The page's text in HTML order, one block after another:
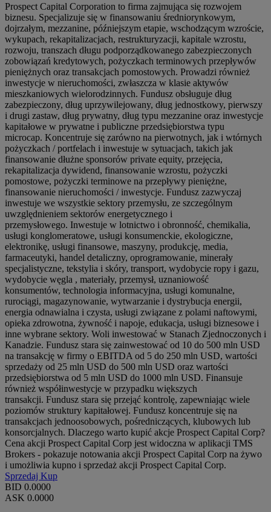
Prospect Capital Corporation to firma zajmująca się rozwojem
biznesu. Specjalizuje się w finansowaniu średniorynkowym,
dojrzałym, mezzanine, późniejszym etapie, wschodzącym wzroście,
wykupach, rekapitalizacjach, restrukturyzacji, kapitale wzrostu,
rozwoju, transzach długu podporządkowanego zabezpieczonych
zobowiązań kredytowych, pożyczkach terminowych przepływów
pieniężnych oraz transakcjach pomostowych. Prowadzi również
inwestycje w nieruchomości, zwłaszcza w klasie aktywów
mieszkaniowych wielorodzinnych. Fundusz obsługuje dług
zabezpieczony, dług uprzywilejowany, dług jednostkowy, pierwszy
i drugi zastaw, dług prywatny, dług typu mezzanine oraz inwestycje
kapitałowe w prywatne i publiczne przedsiębiorstwa typu
microcap. Koncentruje się zarówno na pierwotnych, jak i wtórnych
pożyczkach / portfelach i inwestuje w sytuacjach, takich jak
finansowanie dłużne sponsorów private equity, przejęcia,
rekapitalizacja dywidend, finansowanie wzrostu, pożyczki
pomostowe, pożyczki terminowe na przepływy pieniężne,
finansowanie nieruchomości / inwestycje. Fundusz zazwyczaj
inwestuje we wszystkie sektory przemysłu, ze szczególnym
uwzględnieniem sektorów energetycznego i
przemysłowego. Inwestuje w lotnictwo i obronność, chemikalia,
usługi konglomeratowe, usługi konsumenckie, ekologiczne,
elektronikę, usługi finansowe, maszyny, produkcję, media,
farmaceutyki, handel detaliczny, oprogramowanie, minerały
specjalistyczne, tekstylia i skóry, transport, wydobycie ropy i gazu,
wydobycie węgla , materiały, przemysł, uznaniowość
konsumentów, technologia informacyjna, usługi komunalne,
rurociągi, magazynowanie, wytwarzanie i dystrybucja energii,
energia odnawialna i czysta, usługi związane z polami naftowymi,
opieka zdrowotna, żywność i napoje, edukacja, usługi biznesowe i
inne wybrane sektory. Woli inwestować w Stanach Zjednoczonych i
Kanadzie. Fundusz stara się zainwestować od 10 do 500 mln USD
na transakcję w firmy o EBITDA od 5 do 250 mln USD, wartości
sprzedaży od 25 mln USD do 500 mln USD oraz wartości
przedsiębiorstwa od 5 mln USD do 1000 mln USD. Finansuje
również współinwestycje w przypadku większych
transakcji. Fundusz stara się przejąć kontrolę, zapewniając wiele
poziomów struktury kapitałowej. Fundusz koncentruje się na
transakcjach jednoosobowych, pośredniczących, klubowych lub
konsorcjalnych. Dlaczego warto kupić akcje Prospect Capital Corp?
Cena akcji Prospect Capital Corp jest widoczna w aplikacji TMS
Brokers - pokazuje notowania akcji Prospect Capital Corp na żywo
i umożliwia kupno i sprzedaż akcji Prospect Capital Corp.
Sprzedaj Kup
BID 0.0000
ASK 0.0000